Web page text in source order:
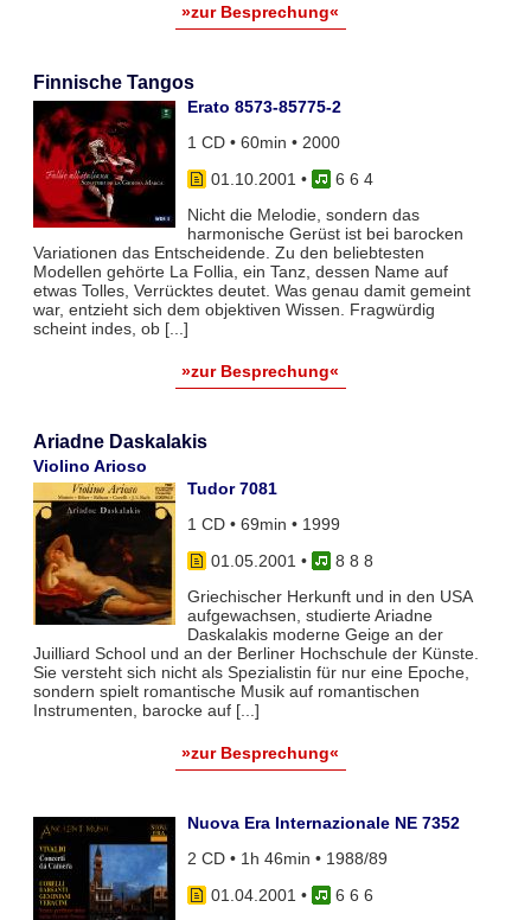
»zur Besprechung«
Finnische Tangos
Erato 8573-85775-2
1 CD • 60min • 2000
01.10.2001 •
6 6 4
Nicht die Melodie, sondern das
harmonische Gerüst ist bei barocken
Variationen das Entscheidende. Zu den beliebtesten
Modellen gehörte La Follia, ein Tanz, dessen Name auf
etwas Tolles, Verrücktes deutet. Was genau damit gemeint
war, entzieht sich dem objektiven Wissen. Fragwürdig
scheint indes, ob [...]
»zur Besprechung«
Ariadne Daskalakis
Violino Arioso
Tudor 7081
1 CD • 69min • 1999
01.05.2001 •
8 8 8
Griechischer Herkunft und in den USA
aufgewachsen, studierte Ariadne
Daskalakis moderne Geige an der
Juilliard School und an der Berliner Hochschule der Künste.
Sie versteht sich nicht als Spezialistin für nur eine Epoche,
sondern spielt romantische Musik auf romantischen
Instrumenten, barocke auf [...]
»zur Besprechung«
Nuova Era Internazionale NE 7352
2 CD • 1h 46min • 1988/89
01.04.2001 •
6 6 6